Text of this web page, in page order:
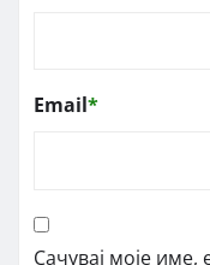
Email*
Сачувај моје